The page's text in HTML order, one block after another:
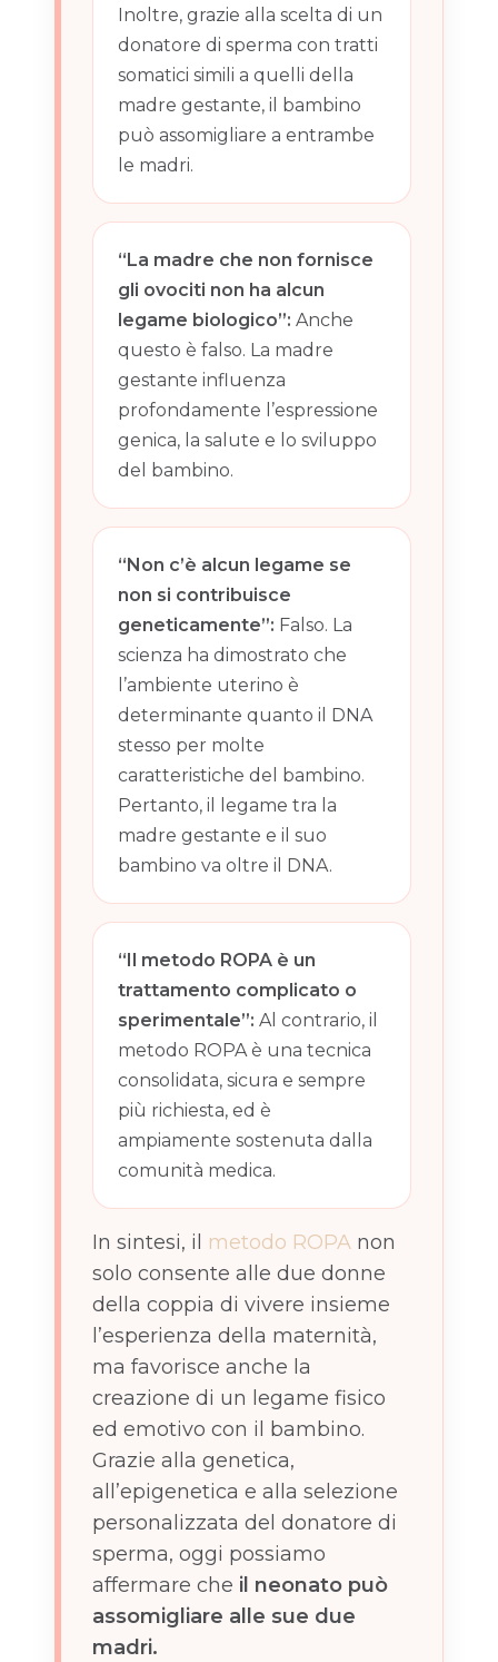
Inoltre, grazie alla scelta di un
donatore di sperma con tratti
somatici simili a quelli della
madre gestante, il bambino
può assomigliare a entrambe
le madri.
“La madre che non fornisce
gli ovociti non ha alcun
legame biologico”: Anche
questo è falso. La madre
gestante influenza
profondamente l’espressione
genica, la salute e lo sviluppo
del bambino.
“Non c’è alcun legame se
non si contribuisce
geneticamente”: Falso. La
scienza ha dimostrato che
l’ambiente uterino è
determinante quanto il DNA
stesso per molte
caratteristiche del bambino.
Pertanto, il legame tra la
madre gestante e il suo
bambino va oltre il DNA.
“Il metodo ROPA è un
trattamento complicato o
sperimentale”: Al contrario, il
metodo ROPA è una tecnica
consolidata, sicura e sempre
più richiesta, ed è
ampiamente sostenuta dalla
comunità medica.
In sintesi, il metodo ROPA non
solo consente alle due donne
della coppia di vivere insieme
l’esperienza della maternità,
ma favorisce anche la
creazione di un legame fisico
ed emotivo con il bambino.
Grazie alla genetica,
all’epigenetica e alla selezione
personalizzata del donatore di
sperma, oggi possiamo
affermare che il neonato può
assomigliare alle sue due
madri.